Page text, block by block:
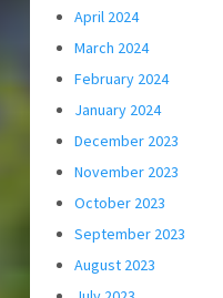
April 2024
March 2024
February 2024
January 2024
December 2023
November 2023
October 2023
September 2023
August 2023